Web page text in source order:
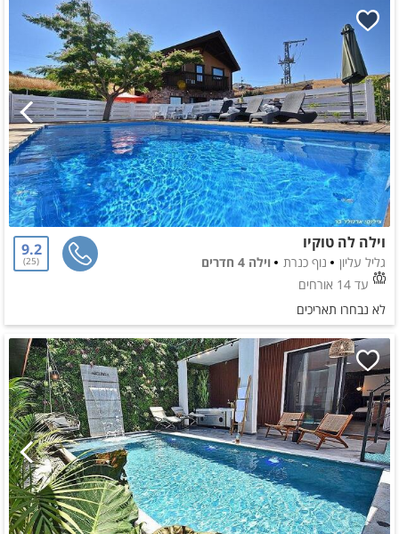
וילה לה טוקיו
גליל עליון נוף כנרת
וילה 4 חדרים
עד 14 אורחים
9.2
25
לא נבחרו תאריכים